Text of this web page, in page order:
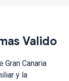
Valido
Gran Canaria
y la